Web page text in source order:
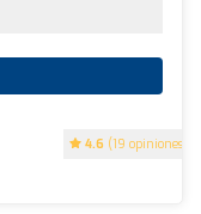
4.6 (19 opiniones)